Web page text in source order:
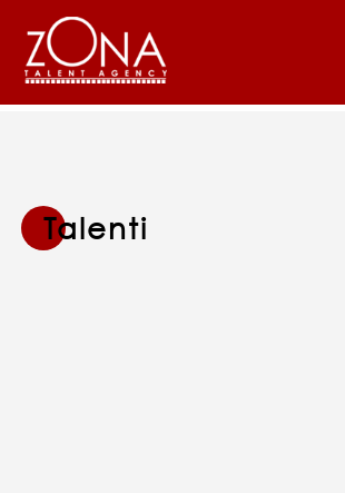
Talenti